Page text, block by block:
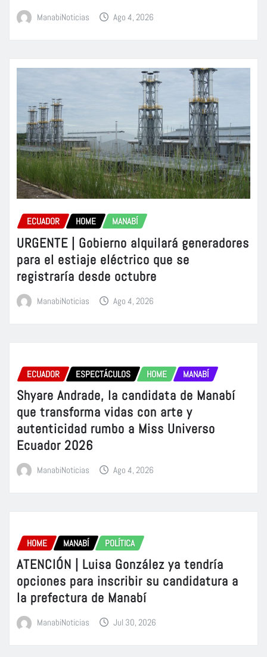
ManabiNoticias Ago 4, 2026
ECUADOR HOME MANABÍ
URGENTE | Gobierno alquilará generadores
para el estiaje eléctrico que se
registraría desde octubre
ManabiNoticias Ago 4, 2026
ECUADOR ESPECTÁCULOS HOME MANABÍ
Shyare Andrade, la candidata de Manabí
que transforma vidas con arte y
autenticidad rumbo a Miss Universo
Ecuador 2026
ManabiNoticias Ago 4, 2026
HOME MANABÍ POLÍTICA
ATENCIÓN | Luisa González ya tendría
opciones para inscribir su candidatura a
la prefectura de Manabí
ManabiNoticias Jul 30, 2026